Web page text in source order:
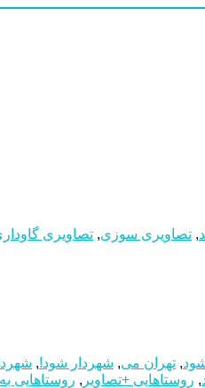
, تصاویری سوزی, تصاویری
, تهران می, شهردار شود!,
, روستاهایی +تصاویر , روستاهایی به